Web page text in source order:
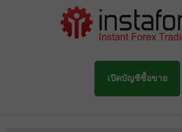
เปิดบัญชีซื้อขาย